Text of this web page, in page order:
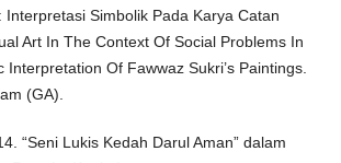
Interpretasi Simbolik Pada Karya Catan
Art In The Context Of Social Problems In
Interpretation Of Fawwaz Sukri’s Paintings.
(GA).
“Seni Lukis Kedah Darul Aman” dalam